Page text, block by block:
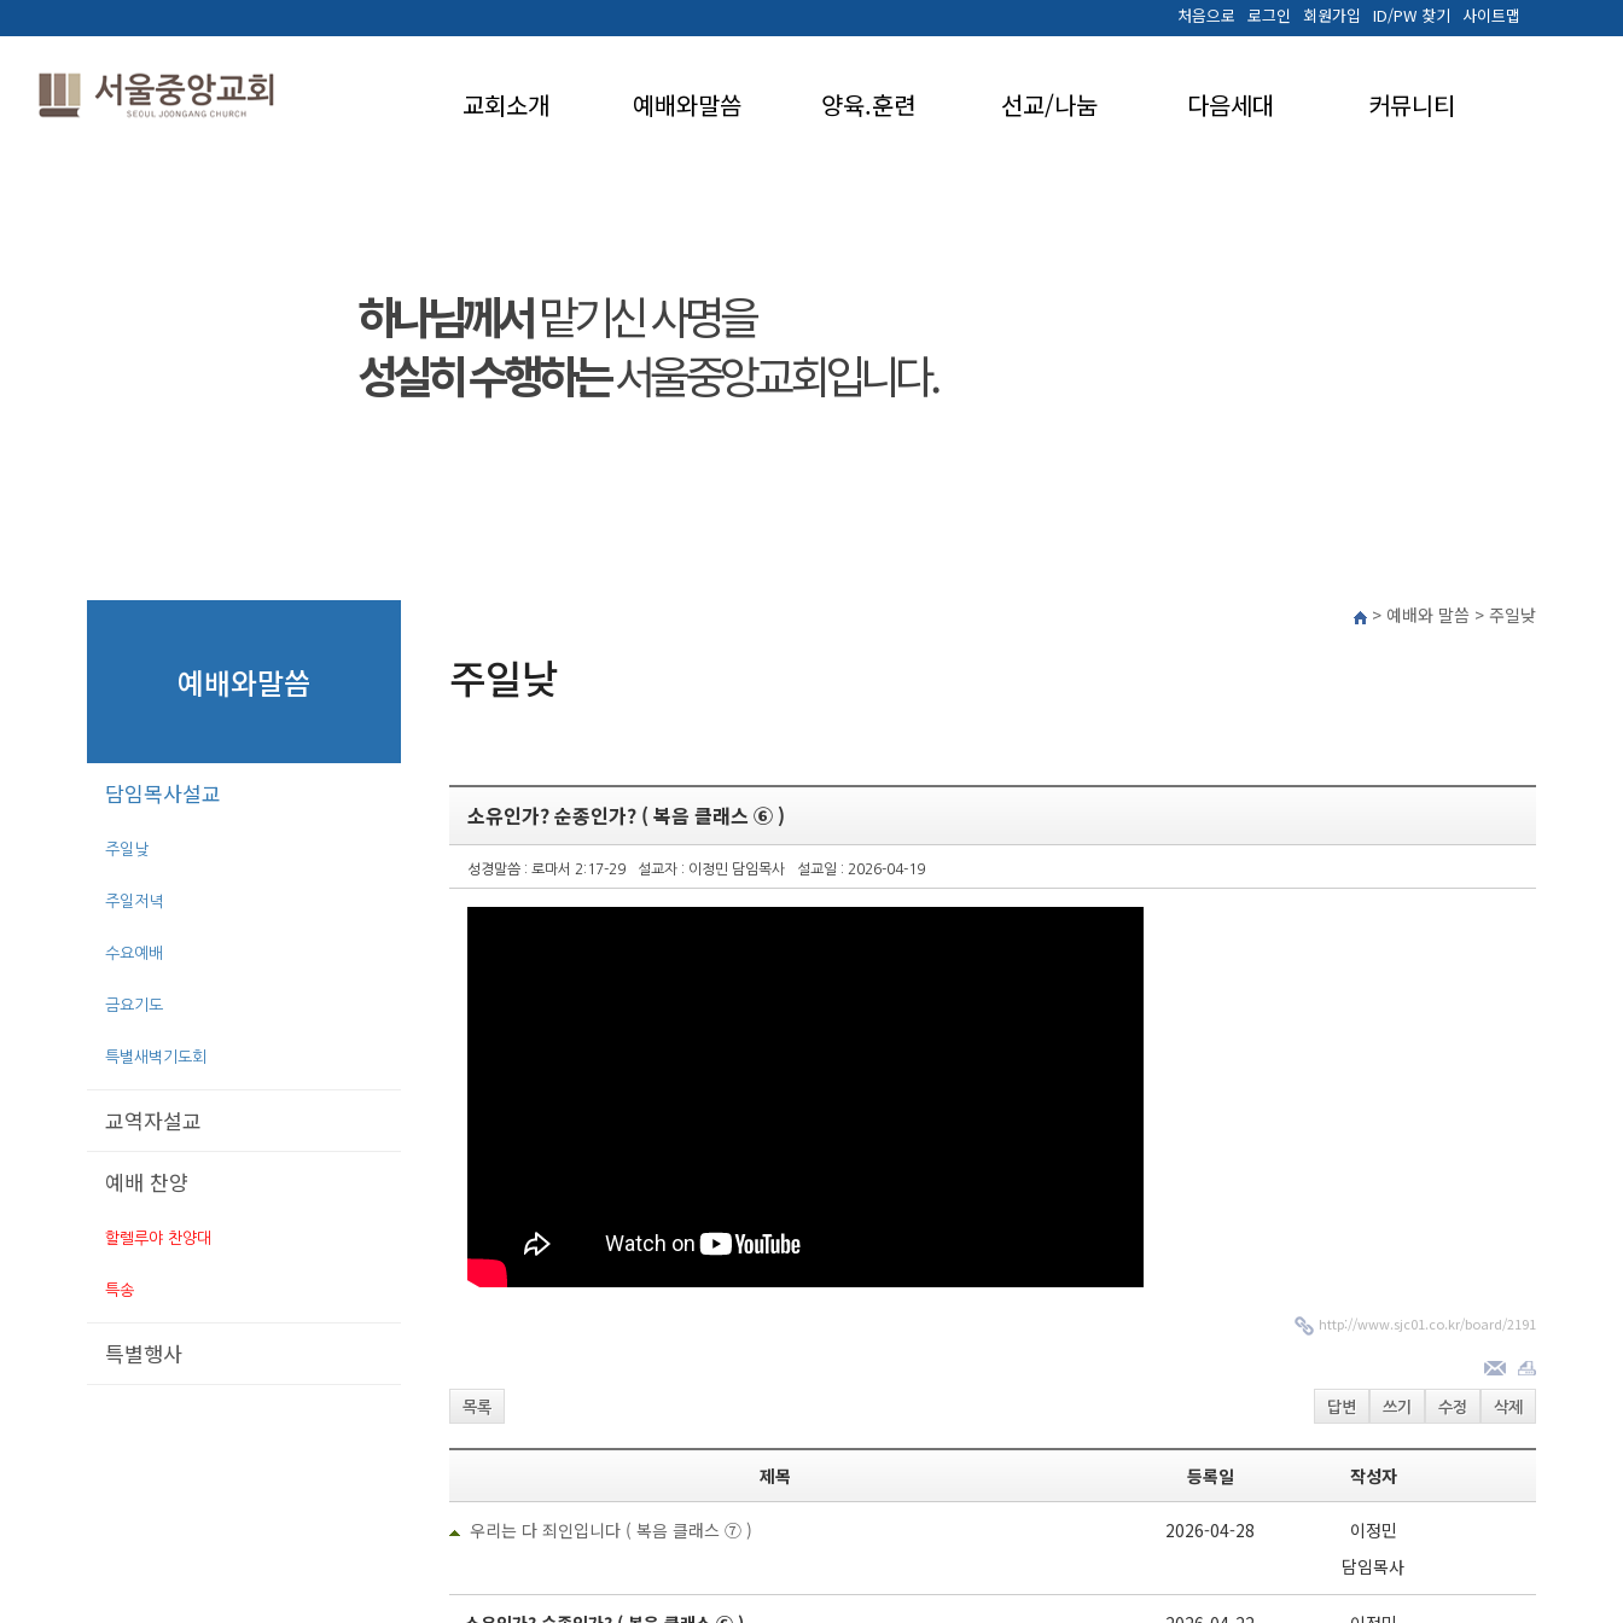
사이트맵
ID/PW 찾기
회원가입
로그인
처음으로
교회소개 예배와말씀 양육.훈련 선교/나눔 다음세대 커뮤니티
하나님께서맡기신 사명을
성실히 수행하는서울중앙교회입니다.
예배와말씀
담임목사설교
주일낮
주일저녁
수요예배
금요기도
특별새벽기도회
교역자설교
예배 찬양
할렐루야 찬양대
특송
특별행사
> 예배와 말씀 > 주일낮
주일낮
소유인가? 순종인가? ( 복음 클래스 ⑥ )
성경말씀 : 로마서 2:17-29 설교자 : 이정민 담임목사 설교일 : 2026-04-19
http://www.sjc01.co.kr/board/2191
목록 답변 쓰기 수정 삭제
제목 등록일 작성자
우리는 다 죄인입니다 ( 복음 클래스 ⑦ ) 2026-04-28
이정민
담임목사